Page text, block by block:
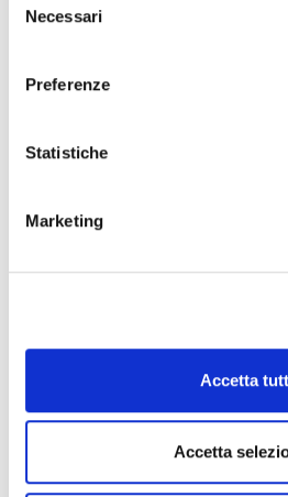
delNecessari
Preferenze
Statistiche
Marketing
Accetta
Accetta
microfono